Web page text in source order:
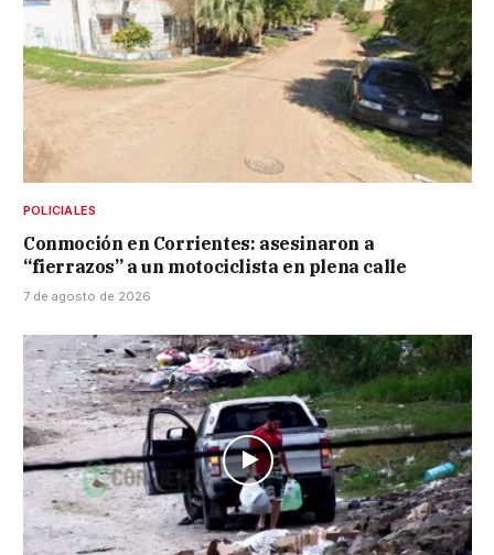
POLICIALES
Conmoción en Corrientes: asesinaron a
“fierrazos” a un motociclista en plena calle
7 de agosto de 2026